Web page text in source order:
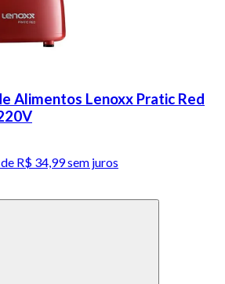
Alimentos Lenoxx Pratic Red
R$ 34,99 sem juros